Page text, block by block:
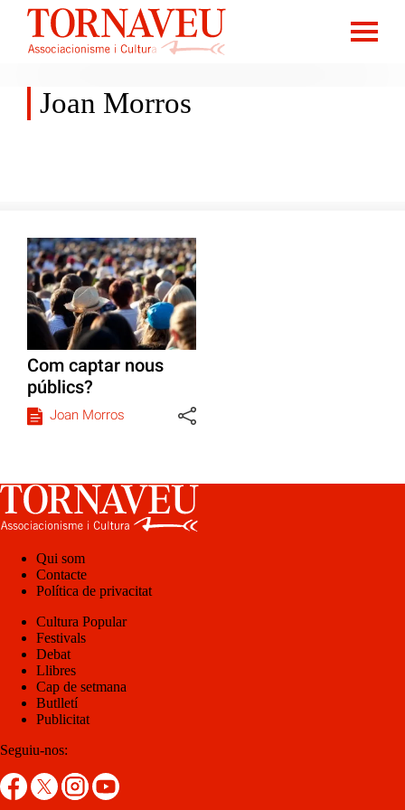
Joan Morros
Com captar nous
públics?
Joan Morros
Qui som
Contacte
Política de privacitat
Cultura Popular
Festivals
Debat
Llibres
Cap de setmana
Butlletí
Publicitat
Seguiu-nos: